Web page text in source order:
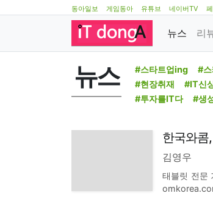
동아일보 게임동아 유튜브 네이버TV
뉴스 리
뉴스 #스타트업ing #스
#현장취재
#IT신
#투자를IT다
#생
한국와콤
김영우
태블릿 전문